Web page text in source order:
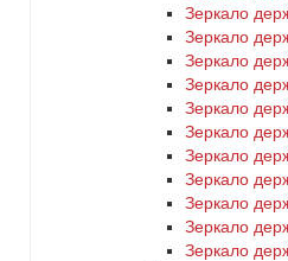
Зеркало
Зеркало
Зеркало
Зеркало
Зеркало
Зеркало
Зеркало
Зеркало
Зеркало
Зеркало
Зеркало